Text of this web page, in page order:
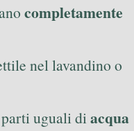
completamente
nel lavandino o
uguali di acqua